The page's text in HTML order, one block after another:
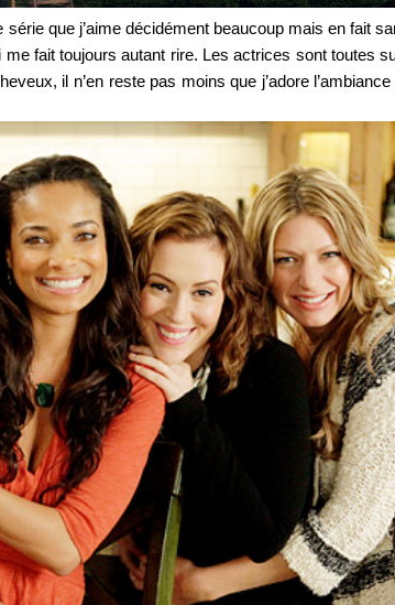
que j’aime décidément beaucoup mais en fait
fait toujours autant rire. Les actrices sont toutes
il n’en reste pas moins que j’adore